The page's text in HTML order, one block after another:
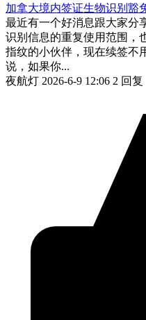
加拿大境内签证生物识别豁
最近有一个好消息跟大家分
识别信息的重复使用范围，
指纹的小伙伴，现在续签不
说，如果你...
夜航灯 2026-6-9 12:06 2 回复